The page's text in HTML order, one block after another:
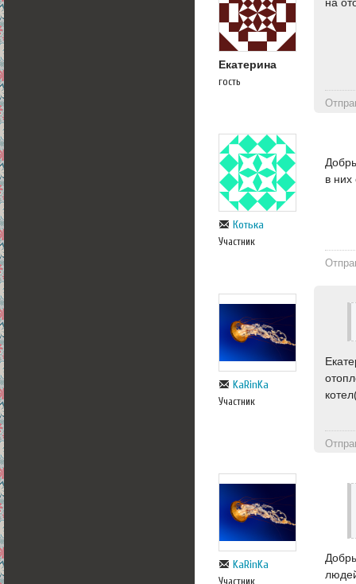
Екатерина
гость
на
Котька
Участник
в
KaRinKa
Участник
KaRinKa
Участник